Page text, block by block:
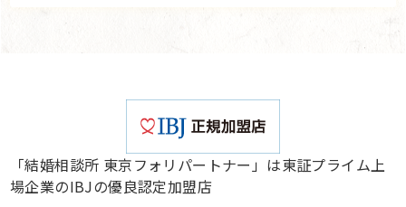
「結婚相談所 東京フォリパートナー」は東証プライム上
場企業のIBJの優良認定加盟店